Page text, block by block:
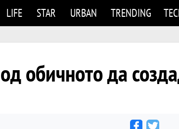
LIFE STAR URBAN TRENDING
обичното да